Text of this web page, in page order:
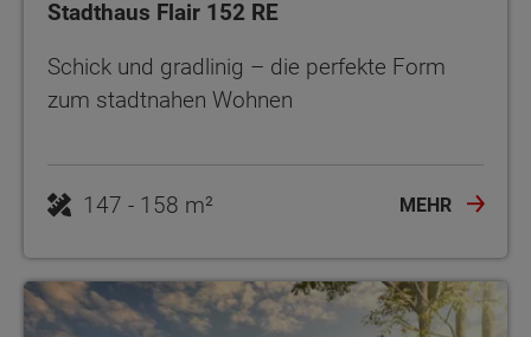
Stadthaus Flair 152 RE
Schick und gradlinig – die perfekte Form
zum stadtnahen Wohnen
MEHR